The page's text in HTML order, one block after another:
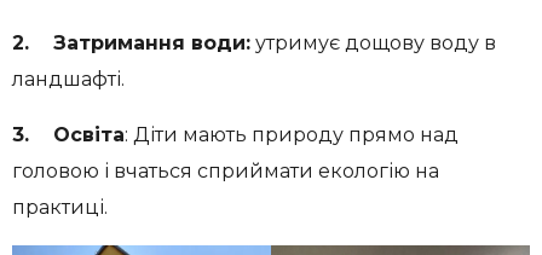
2. Затримання води: утримує дощову воду в
ландшафті.
3. Освіта: Діти мають природу прямо над
головою і вчаться сприймати екологію на
практиці.